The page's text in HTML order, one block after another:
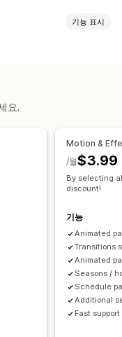
기능 표시
사이즈
사용자 지정 이벤트
요.
Motion &
$3.99
/월
By selecting
discount!
기능
Animated
Transitions
Animated
Seasons /
Schedule
Additional
Fast support